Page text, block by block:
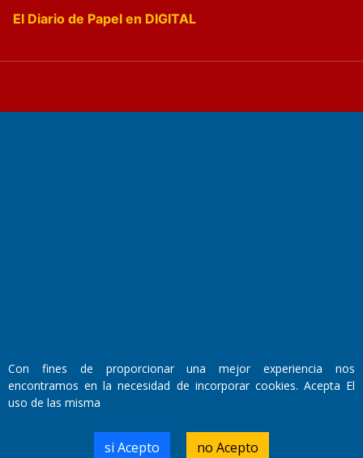
El Diario de Papel en DIGITAL
Domicilio Legal: José Ingenieros 855,
Santa Rosa, La Pampa.
RL-2019-55551274-APN-DNDA#MJ
Con fines de proporcionar una mejor experiencia nos
encontramos en la necesidad de incorporar cookies. Acepta El
uso de las misma
si Acepto no Acepto